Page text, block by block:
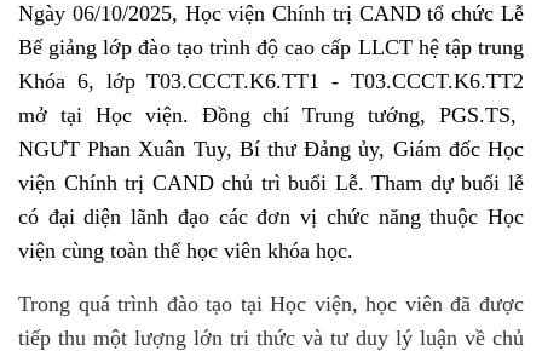
Ngày 06/10/2025, Học viện Chính trị CAND tổ chức Lễ
Bế giảng lớp đào tạo trình độ cao cấp LLCT hệ tập trung
Khóa 6, lớp T03.CCCT.K6.TT1 - T03.CCCT.K6.TT2
mở tại Học viện. Đồng chí Trung tướng, PGS.TS,
NGƯT Phan Xuân Tuy, Bí thư Đảng ủy, Giám đốc Học
viện Chính trị CAND chủ trì buổi Lễ. Tham dự buổi lễ
có đại diện lãnh đạo các đơn vị chức năng thuộc Học
viện cùng toàn thể học viên khóa học.
Trong quá trình đào tạo tại Học viện, học viên đã được
tiếp thu một lượng lớn tri thức và tư duy lý luận về chủ